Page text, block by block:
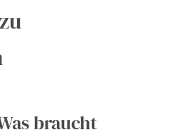
braucht